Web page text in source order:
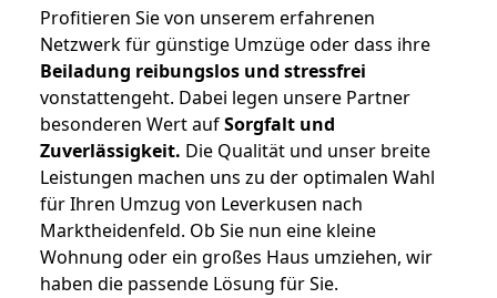
Profitieren Sie von unserem erfahrenen
Netzwerk für günstige Umzüge oder dass ihre
Beiladung reibungslos und stressfrei
vonstattengeht. Dabei legen unsere Partner
besonderen Wert aufSorgfalt und
Zuverlässigkeit. Die Qualität und unser breite
Leistungen machen uns zu der optimalen Wahl
für Ihren Umzug von Leverkusen nach
Marktheidenfeld. Ob Sie nun eine kleine
Wohnung oder ein großes Haus umziehen, wir
haben die passende Lösung für Sie.